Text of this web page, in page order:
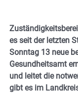
es seit der letzten
Sonntag 13 neue
Gesundheitsamt
und leitet die
gibt es im